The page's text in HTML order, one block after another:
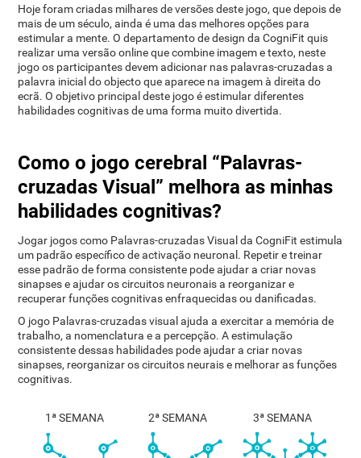
Hoje foram criadas milhares de versões deste jogo, que depois de
mais de um século, ainda é uma das melhores opções para
estimular a mente. O departamento de design da CogniFit quis
realizar uma versão online que combine imagem e texto, neste
jogo os participantes devem adicionar nas palavras-cruzadas a
palavra inicial do objecto que aparece na imagem à direita do
ecrã. O objetivo principal deste jogo é estimular diferentes
habilidades cognitivas de uma forma muito divertida.
Como o jogo cerebral “Palavras-
cruzadas Visual” melhora as minhas
habilidades cognitivas?
Jogar jogos como Palavras-cruzadas Visual da CogniFit estimula
um padrão específico de activação neuronal. Repetir e treinar
esse padrão de forma consistente pode ajudar a criar novas
sinapses e ajudar os circuitos neuronais a reorganizar e
recuperar funções cognitivas enfraquecidas ou danificadas.
O jogo Palavras-cruzadas visual ajuda a exercitar a memória de
trabalho, a nomenclatura e a percepção. A estimulação
consistente dessas habilidades pode ajudar a criar novas
sinapses, reorganizar os circuitos neurais e melhorar as funções
cognitivas.
1ª SEMANA 2ª SEMANA 3ª SEMANA